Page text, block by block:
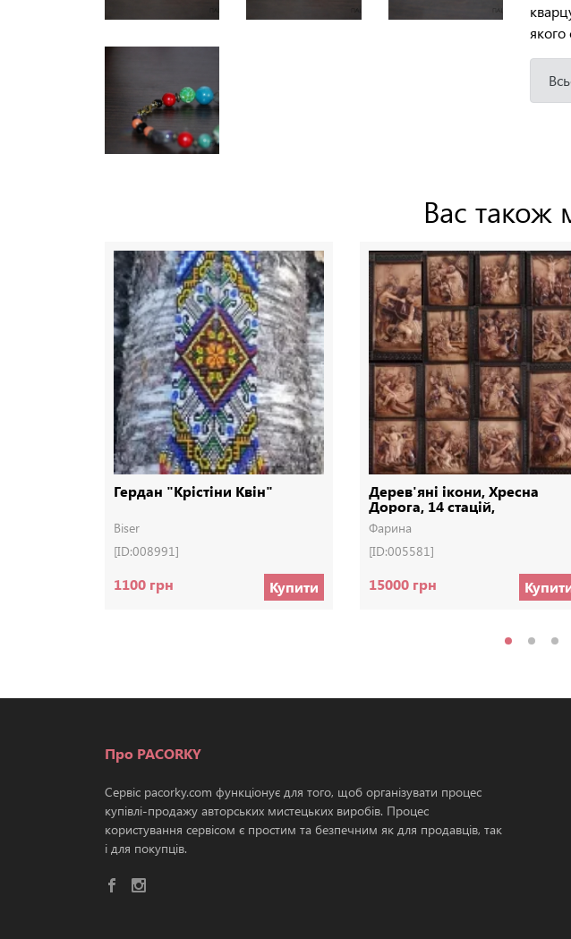
якого
Вас також
Гердан "Крістіни Квін"
Biser
[ID:008991]
1100 грн Купити
Дерев'яні ікони, Хресна
Дорога, 14 стацій,
Деревянные иконы
Фарина
[ID:005581]
15000 грн
Про PACORKY
Сервіс pacorky.com функціонує для того, щоб організувати процес
купівлі-продажу авторських мистецьких виробів. Процес
користування сервісом є простим та безпечним як для продавців, так
і для покупців.